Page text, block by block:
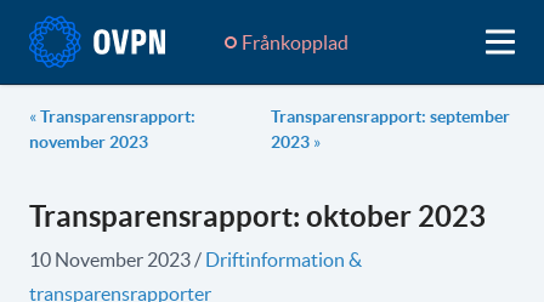
Frånkopplad
«Transparensrapport:
november 2023
Transparensrapport: september
2023»
Transparensrapport: oktober 2023
10 November 2023/ Driftinformation &
transparensrapporter